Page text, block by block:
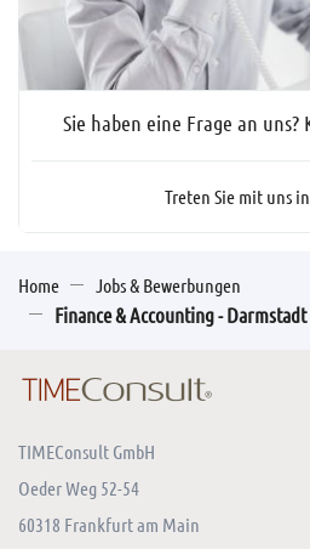
Sie haben eine Frage an
Treten Sie mit uns
Home Jobs & Bewerbungen
Finance & Accounting - Darmstadt
TIMEConsult GmbH
Oeder Weg 52-54
60318 Frankfurt am Main